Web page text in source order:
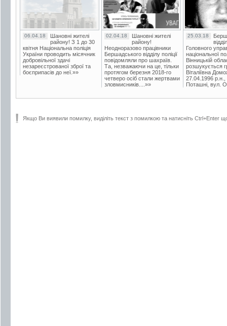
06.04.18
Шановні жителі
району! З 1 до 30
квітня Національна поліція
України проводить місячник
добровільної здачі
незареєстрованої зброї та
боєприпасів до неї.»»
02.04.18
Шановні жителі
району!
Неодноразово працівники
Бершадського відділу поліції
повідомляли про шахраїв.
Та, незважаючи на це, тільки
протягом березня 2018-го
четверо осіб стали жертвами
зловмисників....»»
25.03.18
Головного
національної
Вінницькій
розшукується
Віталіївна
27.04.1996 р.н.,
Поташні, вул.
Якщо Ви виявили помилку, виділіть текст з помилкою та натисніть Ctrl+Enter